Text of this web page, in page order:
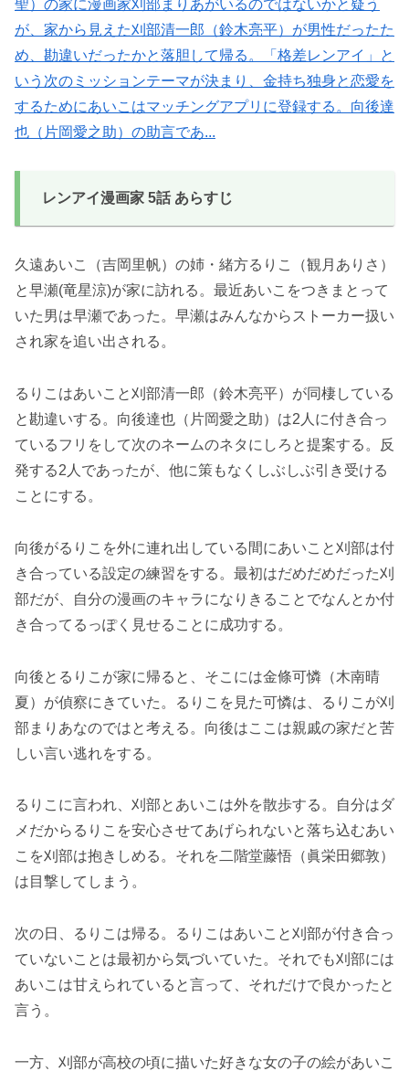
聖）の家に漫画家刈部まりあがいるのではないかと疑う
が、家から見えた刈部清一郎（鈴木亮平）が男性だったた
め、勘違いだったかと落胆して帰る。「格差レンアイ」と
いう次のミッションテーマが決まり、金持ち独身と恋愛を
するためにあいこはマッチングアプリに登録する。向後達
也（片岡愛之助）の助言であ...
レンアイ漫画家 5話 あらすじ
久遠あいこ（吉岡里帆）の姉・緒方るりこ（観月ありさ）
と早瀬(竜星涼)が家に訪れる。最近あいこをつきまとって
いた男は早瀬であった。早瀬はみんなからストーカー扱い
され家を追い出される。
るりこはあいこと刈部清一郎（鈴木亮平）が同棲している
と勘違いする。向後達也（片岡愛之助）は2人に付き合っ
ているフリをして次のネームのネタにしろと提案する。反
発する2人であったが、他に策もなくしぶしぶ引き受ける
ことにする。
向後がるりこを外に連れ出している間にあいこと刈部は付
き合っている設定の練習をする。最初はだめだめだった刈
部だが、自分の漫画のキャラになりきることでなんとか付
き合ってるっぽく見せることに成功する。
向後とるりこが家に帰ると、そこには金條可憐（木南晴
夏）が偵察にきていた。るりこを見た可憐は、るりこが刈
部まりあなのではと考える。向後はここは親戚の家だと苦
しい言い逃れをする。
るりこに言われ、刈部とあいこは外を散歩する。自分はダ
メだからるりこを安心させてあげられないと落ち込むあい
こを刈部は抱きしめる。それを二階堂藤悟（眞栄田郷敦）
は目撃してしまう。
次の日、るりこは帰る。るりこはあいこと刈部が付き合っ
ていないことは最初から気づいていた。それでも刈部には
あいこは甘えられていると言って、それだけで良かったと
言う。
一方、刈部が高校の頃に描いた好きな女の子の絵があいこ